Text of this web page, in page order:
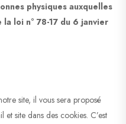
physiques auxquelles
loi n° 78-17 du 6 janvier
site, il vous sera proposé
site dans des cookies. C’est